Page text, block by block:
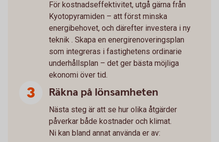
För kostnadseffektivitet, utgå gärna från
Kyotopyramiden – att först minska
energibehovet, och därefter investera i ny
teknik . Skapa en energirenoveringsplan
som integreras i fastighetens ordinarie
underhållsplan – det ger bästa möjliga
ekonomi över tid.
Räkna på lönsamheten
Nästa steg är att se hur olika åtgärder
påverkar både kostnader och klimat.
Ni kan bland annat använda er av: